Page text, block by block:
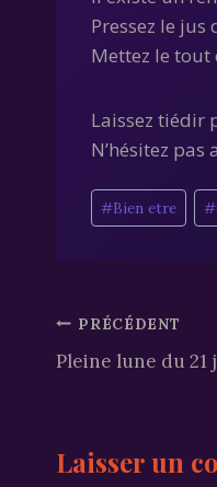
Pressez le
Mettez le tout
Laissez tiédir
N’hésitez
Étiquettes
de
#Bien etre #
de
PRÉCÉDENT
Pleine lune du 21
Laisser un